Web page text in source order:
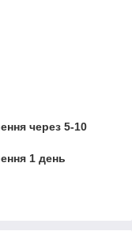
через 5-10
1 день